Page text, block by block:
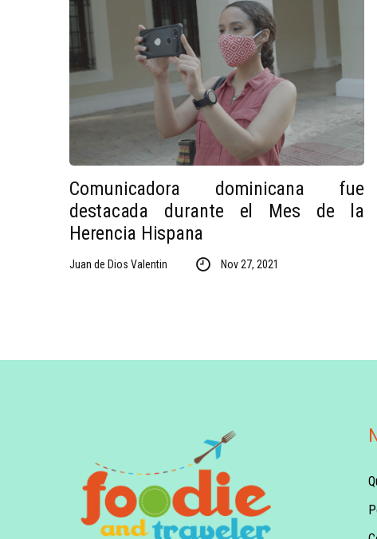
Comunicadora dominicana fue
destacada durante el Mes de la
Herencia Hispana
Juan de Dios Valentin Nov 27, 2021